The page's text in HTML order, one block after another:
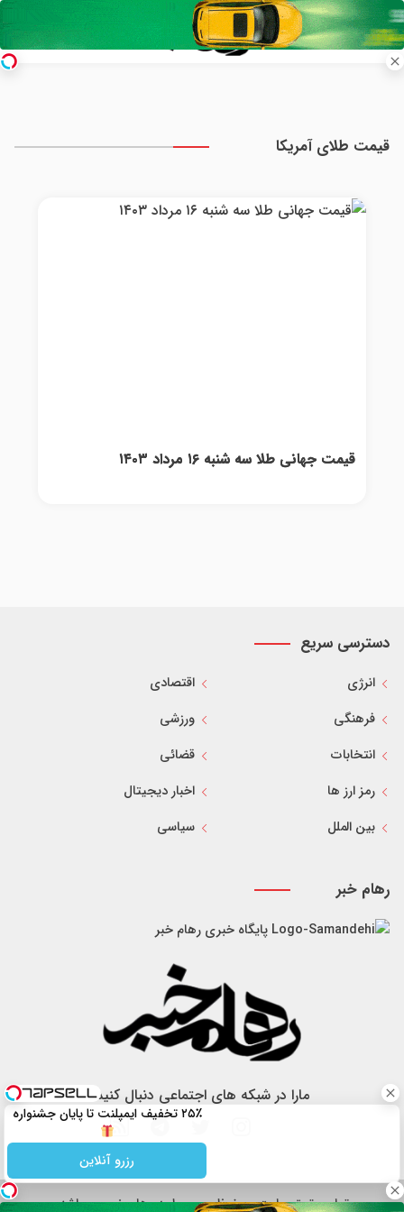
قیمت طلای آمریکا
قیمت جهانی طلا سه شنبه ۱۶ مرداد ۱۴۰۳
دسترسی سریع
انرژی
اقتصادی
فرهنگی
ورزشی
انتخابات
قضائی
رمز ارز ها
اخبار دیجیتال
بین الملل
سیاسی
رهام خبر
پایگاه خبری رهام خبر
مارا در شبکه های اجتماعی دنبال کنید
تمام حقوق سایت محفوظ و مربوط به رهام خبر می باشد.
۲۵٪ تخفیف ایمپلنت تا پایان جشنواره
رزرو آنلاین